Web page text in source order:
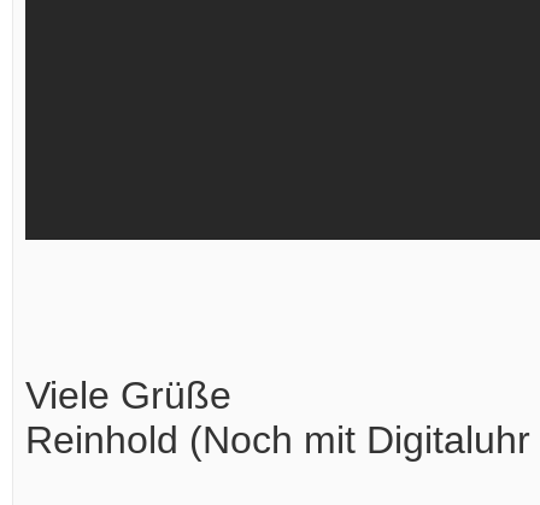
Viele Grüße
Reinhold (Noch mit